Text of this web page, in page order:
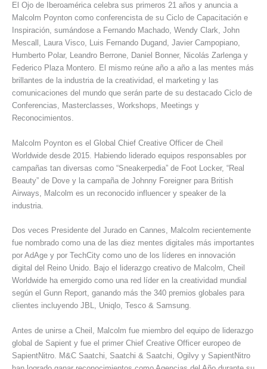
El Ojo de Iberoamérica celebra sus primeros 21 años y anuncia a
Malcolm Poynton como conferencista de su Ciclo de Capacitación e
Inspiración, sumándose a Fernando Machado, Wendy Clark, John
Mescall, Laura Visco, Luis Fernando Dugand, Javier Campopiano,
Humberto Polar, Leandro Berrone, Daniel Bonner, Nicolás Zarlenga y
Federico Plaza Montero. El mismo reúne año a año a las mentes más
brillantes de la industria de la creatividad, el marketing y las
comunicaciones del mundo que serán parte de su destacado Ciclo de
Conferencias, Masterclasses, Workshops, Meetings y
Reconocimientos.
Malcolm Poynton es el Global Chief Creative Officer de Cheil
Worldwide desde 2015. Habiendo liderado equipos responsables por
campañas tan diversas como “Sneakerpedia” de Foot Locker, “Real
Beauty” de Dove y la campaña de Johnny Foreigner para British
Airways, Malcolm es un reconocido influencer y speaker de la
industria.
Dos veces Presidente del Jurado en Cannes, Malcolm recientemente
fue nombrado como una de las diez mentes digitales más importantes
por AdAge y por TechCity como uno de los líderes en innovación
digital del Reino Unido. Bajo el liderazgo creativo de Malcolm, Cheil
Worldwide ha emergido como una red líder en la creatividad mundial
según el Gunn Report, ganando más the 340 premios globales para
clientes incluyendo JBL, Uniqlo, Tesco & Samsung.
Antes de unirse a Cheil, Malcolm fue miembro del equipo de liderazgo
global de Sapient y fue el primer Chief Creative Officer europeo de
SapientNitro. M&C Saatchi, Saatchi & Saatchi, Ogilvy y SapientNitro